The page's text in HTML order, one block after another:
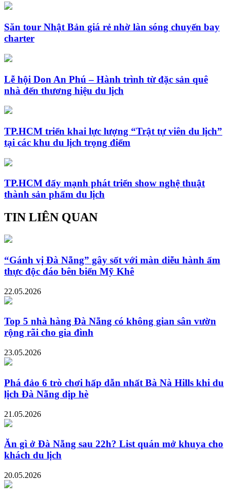
Săn tour Nhật Bản giá rẻ nhờ làn sóng chuyến bay
charter
Lễ hội Don An Phú – Hành trình từ đặc sản quê
nhà đến thương hiệu du lịch
TP.HCM triển khai lực lượng “Trật tự viên du lịch”
tại các khu du lịch trọng điểm
TP.HCM đẩy mạnh phát triển show nghệ thuật
thành sản phẩm du lịch
TIN LIÊN QUAN
“Gánh vị Đà Nẵng” gây sốt với màn diễu hành ẩm
thực độc đáo bên biển Mỹ Khê
22.05.2026
Top 5 nhà hàng Đà Nẵng có không gian sân vườn
rộng rãi cho gia đình
23.05.2026
Phá đảo 6 trò chơi hấp dẫn nhất Bà Nà Hills khi du
lịch Đà Nẵng dịp hè
21.05.2026
Ăn gì ở Đà Nẵng sau 22h? List quán mở khuya cho
khách du lịch
20.05.2026